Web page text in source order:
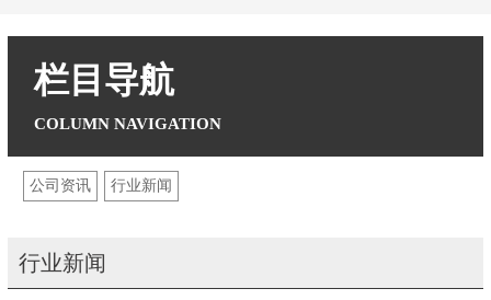
栏目导航
公司资讯 行业新闻
行业新闻